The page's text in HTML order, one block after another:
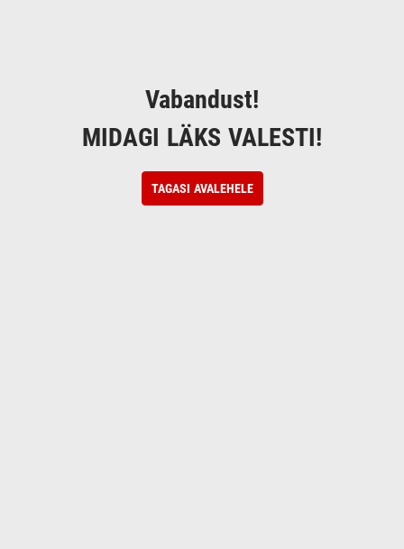
Vabandust!
MIDAGI LÄKS VALESTI!
TAGASI AVALEHELE